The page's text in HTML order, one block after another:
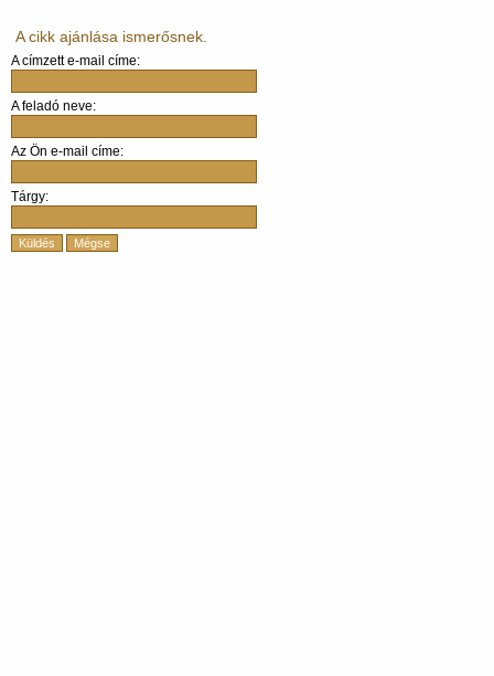
A cikk ajánlása ismerősnek.
A címzett e-mail címe:
A feladó neve:
Az Ön e-mail címe:
Tárgy:
Küldés Mégse